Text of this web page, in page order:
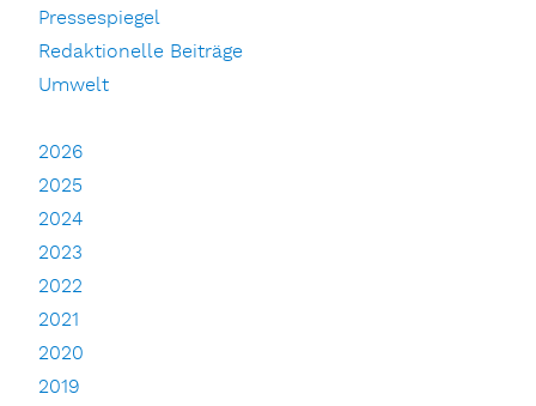
Pressespiegel
Redaktionelle Beiträge
Umwelt
2026
2025
2024
2023
2022
2021
2020
2019